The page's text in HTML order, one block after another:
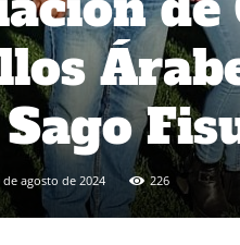
de agosto de 2024 226